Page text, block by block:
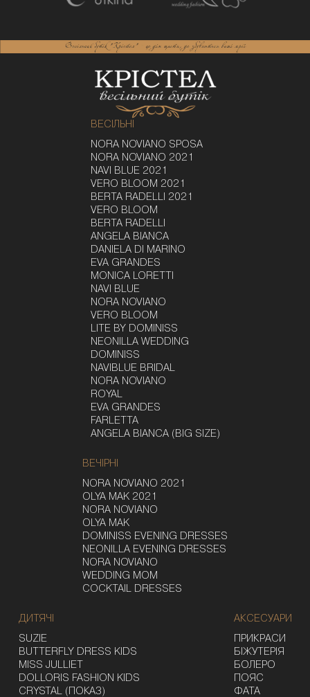
ВЕСІЛЬНІ
NORA NOVIANO SPOSA
NORA NOVIANO 2021
NAVI BLUE 2021
VERO BLOOM 2021
BERTA RADELLI 2021
VERO BLOOM
BERTA RADELLI
ANGELA BIANCA
DANIELA DI MARINO
EVA GRANDES
MONICA LORETTI
NAVI BLUE
NORA NOVIANO
VERO BLOOM
LITE BY DOMINISS
NEONILLA WEDDING
DOMINISS
NAVIBLUE BRIDAL
NORA NOVIANO
ROYAL
EVA GRANDES
FARLETTA
ANGELA BIANCA (BIG SIZE)
ВЕЧІРНІ
NORA NOVIANO 2021
OLYA MAK 2021
NORA NOVIANO
OLYA MAK
DOMINISS EVENING DRESSES
NEONILLA EVENING DRESSES
NORA NOVIANO
WEDDING MOM
COCKTAIL DRESSES
ДИТЯЧІ
SUZIE
BUTTERFLY DRESS KIDS
MISS JULLIET
DOLLORIS FASHION KIDS
CRYSTAL (ПОКАЗ)
АКСЕСУАРИ
ПРИКРАСИ
БІЖУТЕРІЯ
БОЛЕРО
ПОЯС
ФАТА